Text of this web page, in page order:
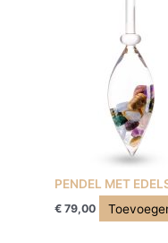
PENDEL MET
€ 79,00